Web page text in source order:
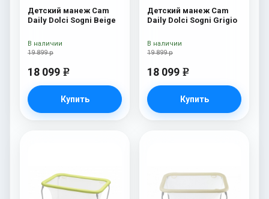
Детский манеж Cam
Daily Dolci Sogni Beige
19 899 р
18 099 e
Купить
В наличии
Детский манеж Cam
Daily Dolci Sogni Grigio
19 899 р
18 099 e
Купить
В наличии